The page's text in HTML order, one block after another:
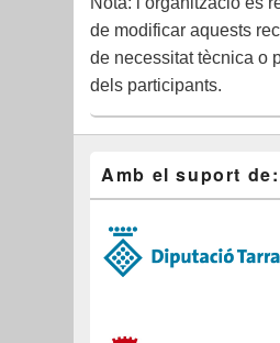
de modificar aquests
de necessitat tècnica o
dels participants.
Amb el suport de: